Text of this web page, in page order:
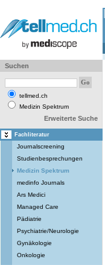
Suchen
tellmed.ch
Medizin Spektrum
Erweiterte Suche
Fachliteratur
Journalscreening
Studienbesprechungen
Medizin Spektrum
medinfo Journals
Ars Medici
Managed Care
Pädiatrie
Psychiatrie/Neurologie
Gynäkologie
Onkologie